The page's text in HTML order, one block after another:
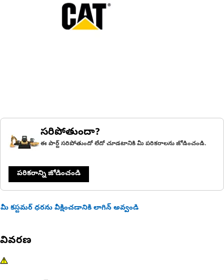
సరిపోతుందా?
ఈ పార్ట్ సరిపోతుందో లేదో చూడటానికి మీ పరికరాలను జోడించండి.
పరికరాన్ని జోడించండి
మీ కస్టమర్ ధరను వీక్షించడానికి లాగిన్ అవ్వండి
వివరణ